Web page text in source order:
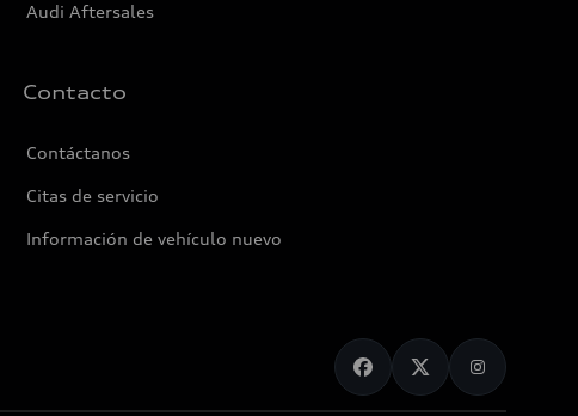
Audi Aftersales
Contacto
Contáctanos
Citas de servicio
Información de vehículo nuevo